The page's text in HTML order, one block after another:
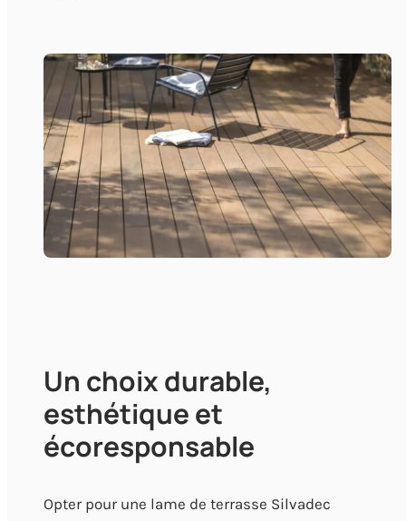
Un choix durable,
esthétique et
écoresponsable
Opter pour une lame de terrasse Silvadec